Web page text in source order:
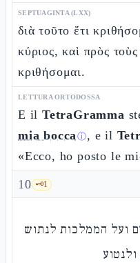
SEPTUAGINTA (LXX)
διὰ τοῦτο ἔτι
κύριος, καὶ πρὸς
κριθήσομαι.
LETTURA ORTODOSSA
E il TetraGramma
mia boccaⓘ, e il
«Ecco, ho posto le
10 🗝️1
ועל הממלכות לנתוש